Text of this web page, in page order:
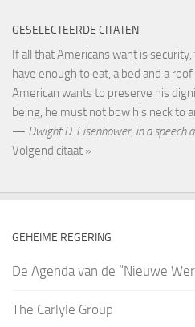
GESELECTEERDE CITATEN
If all that Americans want is security,
have enough to eat, a bed and a
American wants to preserve his
being, he must not bow his neck to
— Dwight D. Eisenhower, in a speech
Volgend citaat »
GEHEIME REGERING
De Agenda van de “Nieuwe
The Carlyle Group